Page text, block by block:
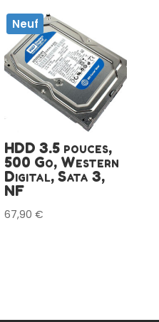
Neuf
HDD 3.5 pouces,
500 Go, Western
Digital, Sata 3,
NF
67,90€